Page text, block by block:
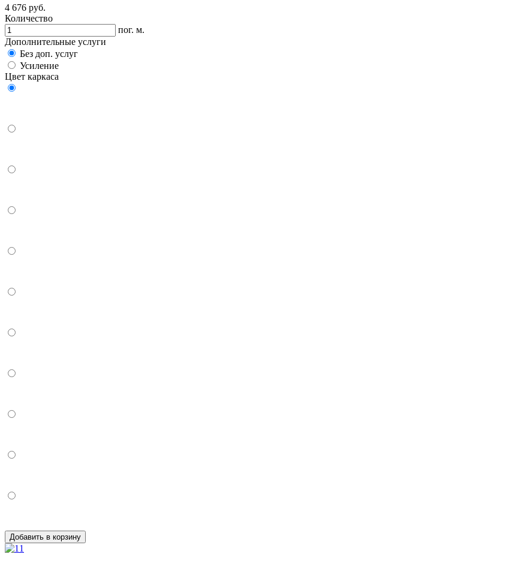
4 676 руб.
Количество
пог. м.
Дополнительные услуги
Без доп. услуг
Усиление
Цвет каркаса
Добавить в корзину